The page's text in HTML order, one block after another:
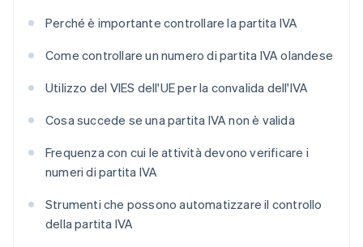
Perché è importante controllare la partita IVA
Come controllare un numero di partita IVA olandese
Utilizzo del VIES dell'UE per la convalida dell'IVA
Cosa succede se una partita IVA non è valida
Frequenza con cui le attività devono verificare i
numeri di partita IVA
Strumenti che possono automatizzare il controllo
della partita IVA